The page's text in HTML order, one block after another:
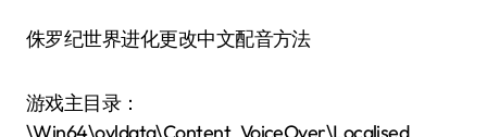
侏罗纪世界进化更改中文配音方法
游戏主目录：